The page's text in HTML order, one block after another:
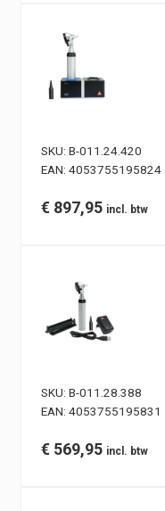
SKU: B-011.24.420
EAN: 4053755195824
€ 897,95
SKU: B-011.28.388
EAN: 4053755195831
€ 569,95